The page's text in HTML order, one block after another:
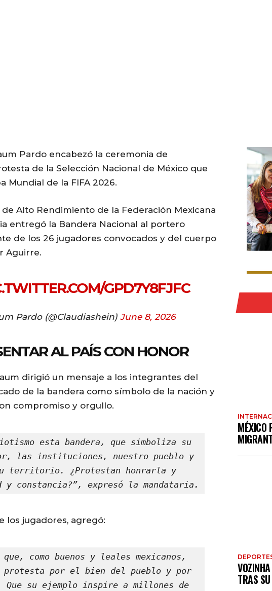
Pardo encabezó la ceremonia de
de la Selección Nacional de México que
Mundial de la FIFA 2026.
Alto Rendimiento de la Federación Mexicana
entregó la Bandera Nacional al portero
de los 26 jugadores convocados y del cuerpo
Aguirre.
GPD7Y8FJFC
Pardo (@Claudiashein) June 8, 2026
AL PAÍS CON HONOR
dirigió un mensaje a los integrantes del
de la bandera como símbolo de la nación y
compromiso y orgullo.
esta bandera, que simboliza su
las instituciones, nuestro pueblo y
territorio. ¿Protestan honrarla y
constancia?”, expresó la mandataria.
los jugadores, agregó:
como buenos y leales mexicanos,
protesta por el bien del pueblo y por
su ejemplo inspire a millones de
MÉXICO
TRAS